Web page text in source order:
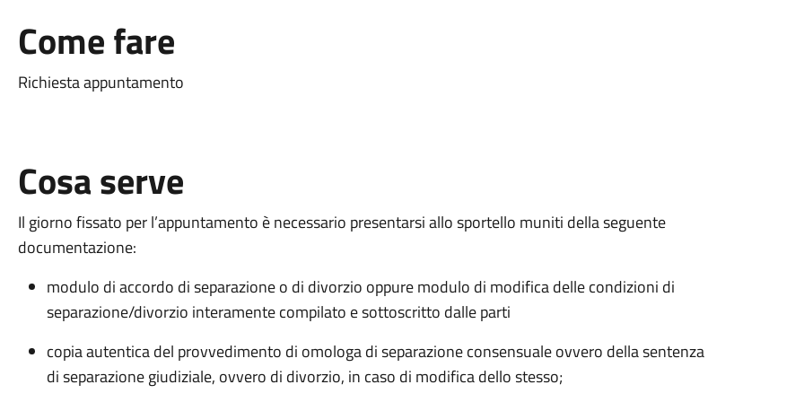
Come fare
Richiesta appuntamento
Cosa serve
Il giorno fissato per l’appuntamento è necessario presentarsi allo sportello muniti della seguente
documentazione:
modulo di accordo di separazione o di divorzio oppure modulo di modifica delle condizioni di
separazione/divorzio interamente compilato e sottoscritto dalle parti
copia autentica del provvedimento di omologa di separazione consensuale ovvero della sentenza
di separazione giudiziale, ovvero di divorzio, in caso di modifica dello stesso;